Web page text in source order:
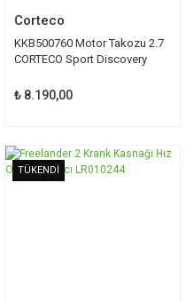
Corteco
KKB500760 Motor Takozu 2.7
CORTECO Sport Discovery
₺ 8.190,00
TÜKENDİ